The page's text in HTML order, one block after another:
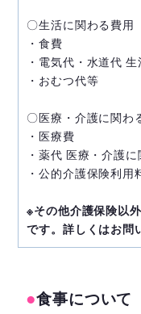
〇生活に関わる費用
・食費
・電気代・水道代
・おむつ代等
〇医療・介護に関わ
・医療費
・薬代 医療・介護に
・公的介護保険利用
※その他介護保険以
です。詳しくはお問
●食事について